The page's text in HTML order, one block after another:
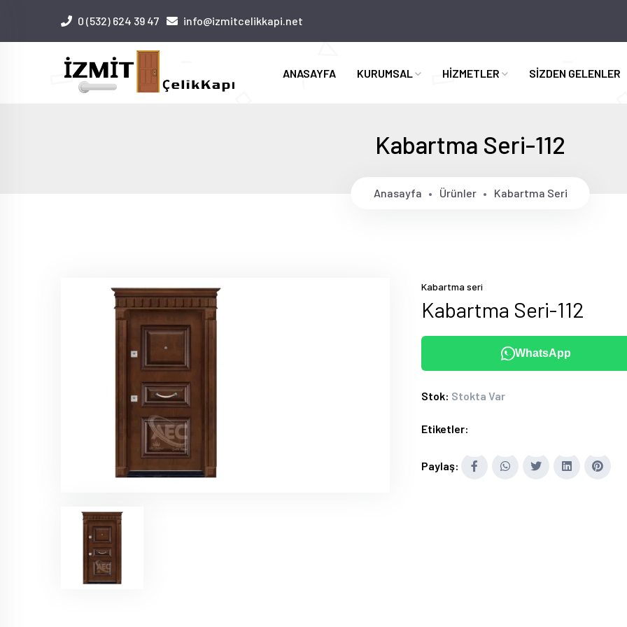
0 (532) 624 39 47 info@izmitcelikkapi.net
ANASAYFA KURUMSAL HİZMETLER SİZDEN GELENLER
Kabartma Seri-112
Anasayfa Ürünler Kabartma Seri
Kabartma seri
Kabartma Seri-112
WhatsApp
Stok: Stokta Var
Etiketler:
Paylaş: